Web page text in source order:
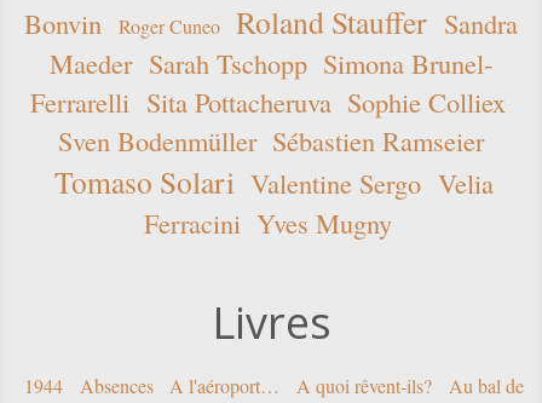
Bonvin
Roger Cuneo Roland Stauffer Sandra
Maeder Sarah Tschopp Simona Brunel-
Ferrarelli Sita Pottacheruva Sophie Colliex
Sven Bodenmüller Sébastien Ramseier
Tomaso Solari Valentine Sergo Velia
Ferracini Yves Mugny
Livres
1944 Absences A l'aéroport… A quoi rêvent-ils?
Au bal de